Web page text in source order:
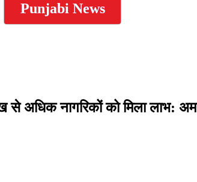
Punjabi News
से अधिक नागरिकों को मिला लाभ: